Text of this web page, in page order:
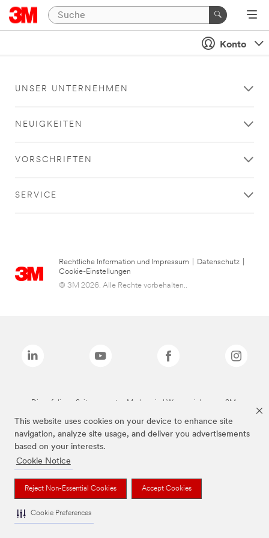
This website uses cookies on your device to enhance site
navigation, analyze site usage, and deliver you advertisements
based on your interests.
Cookie Notice
Reject Non-Essential Cookies Accept Cookies
Cookie Preferences
Konto
UNSER UNTERNEHMEN
NEUIGKEITEN
VORSCHRIFTEN
SERVICE
Rechtliche Information und Impressum Datenschutz
Cookie-Einstellungen
© 3M 2026. Alle Rechte vorbehalten..
Die auf dieser Seite genannten Marken sind Warenzeichen von 3M.